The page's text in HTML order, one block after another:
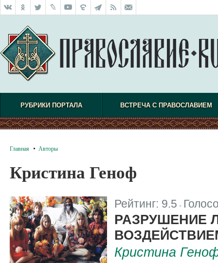
РУБРИКИ ПОРТАЛА ВСТРЕЧА С ПРАВОСЛАВИЕМ
Главная Авторы
Кристина Геноф
Рейтинг: 9.5
РАЗРУШЕНИЕ
Кристина